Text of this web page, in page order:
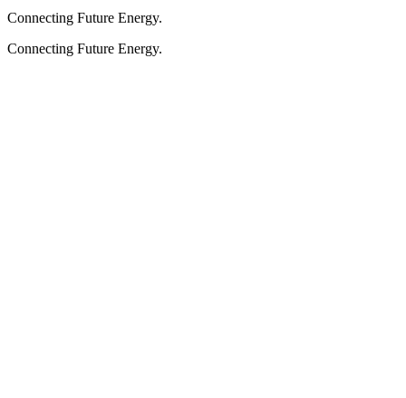
Connecting Future Energy.
Connecting Future Energy.